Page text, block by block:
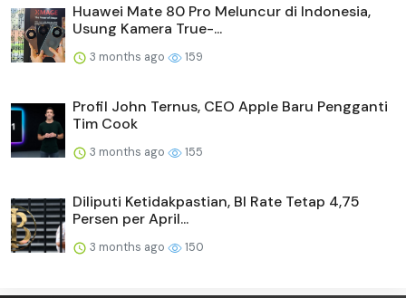
Huawei Mate 80 Pro Meluncur di Indonesia,
Usung Kamera True-...
3 months ago 159
Profil John Ternus, CEO Apple Baru Pengganti
Tim Cook
3 months ago 155
Diliputi Ketidakpastian, BI Rate Tetap 4,75
Persen per April...
3 months ago 150